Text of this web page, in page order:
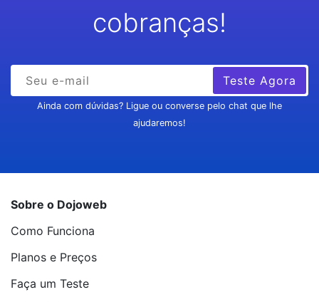
cobranças!
Teste Agora
Ainda com dúvidas? Ligue ou converse pelo chat que lhe
ajudaremos!
Sobre o Dojoweb
Como Funciona
Planos e Preços
Faça um Teste